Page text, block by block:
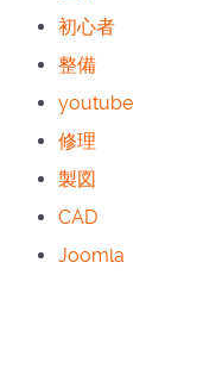
初心者
整備
youtube
修理
製図
CAD
Joomla